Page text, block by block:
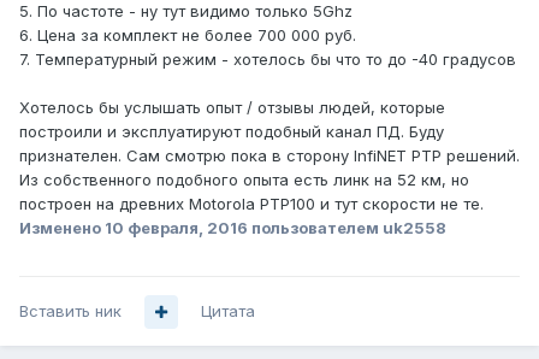
5. По частоте - ну тут видимо только 5Ghz
6. Цена за комплект не более 700 000 руб.
7. Температурный режим - хотелось бы что то до -40 градусов
Хотелось бы услышать опыт / отзывы людей, которые
построили и эксплуатируют подобный канал ПД. Буду
признателен. Сам смотрю пока в сторону InfiNET PTP решений.
Из собственного подобного опыта есть линк на 52 км, но
построен на древних Motorola PTP100 и тут скорости не те.
Изменено 10 февраля, 2016 пользователем uk2558
Вставить ник Цитата